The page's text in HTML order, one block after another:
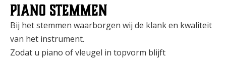
Piano stemmen
Bij het stemmen waarborgen wij de klank en kwaliteit
van het instrument.
Zodat u piano of vleugel in topvorm blijft